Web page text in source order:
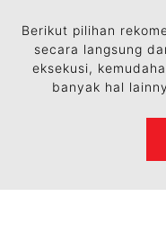
Berikut pilihan
secara langsung
eksekusi,
banyak hal